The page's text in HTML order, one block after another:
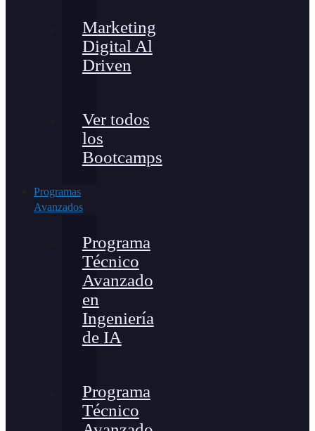
Marketing
Digital Al
Driven
Ver todos
los
Bootcamps
Programas
Avanzados
Programa
Técnico
Avanzado
en
Ingeniería
de IA
Programa
Técnico